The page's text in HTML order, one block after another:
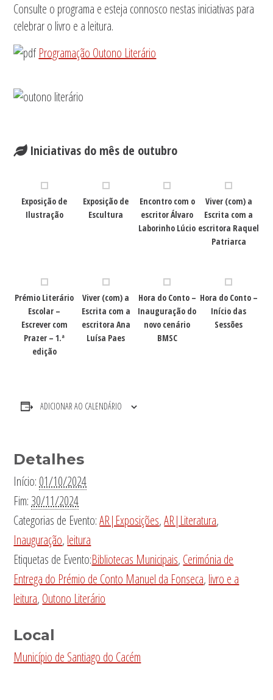
Consulte o programa e esteja connosco nestas iniciativas para
celebrar o livro e a leitura.
Programação Outono Literário
Iniciativas do mês de outubro
Exposição de
Ilustração
Exposição de
Escultura
Encontro com o
escritor Álvaro
Laborinho Lúcio
Viver (com) a
Escrita com a
escritora Raquel
Patriarca
Prémio Literário
Escolar –
Escrever com
Prazer – 1.ª
edição
Viver (com) a
Escrita com a
escritora Ana
Luísa Paes
Hora do Conto –
Inauguração do
novo cenário
BMSC
Hora do Conto –
Início das
Sessões
ADICIONAR AO CALENDÁRIO
Detalhes
Início: 01/10/2024
Fim: 30/11/2024
Categorias de Evento:AR|Exposições,AR|Literatura,
Inauguração, leitura
Etiquetas de Evento:Bibliotecas Municipais, Cerimónia de
Entrega do Prémio de Conto Manuel da Fonseca, livro e a
leitura, Outono Literário
Local
Município de Santiago do Cacém